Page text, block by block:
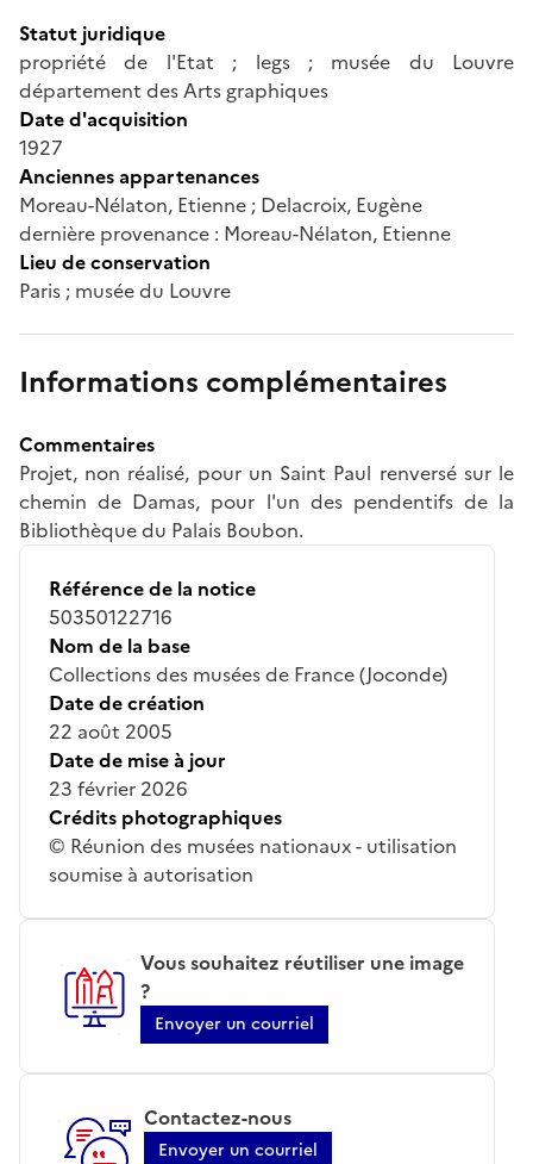
Statut juridique
propriété de l'Etat ; legs ; musée du Louvre
département des Arts graphiques
Date d'acquisition
1927
Anciennes appartenances
Moreau-Nélaton, Etienne ; Delacroix, Eugène
dernière provenance : Moreau-Nélaton, Etienne
Lieu de conservation
Paris ; musée du Louvre
Informations complémentaires
Commentaires
Projet, non réalisé, pour un Saint Paul renversé sur le
chemin de Damas, pour l'un des pendentifs de la
Bibliothèque du Palais Boubon.
Référence de la notice
50350122716
Nom de la base
Collections des musées de France (Joconde)
Date de création
22 août 2005
Date de mise à jour
23 février 2026
Crédits photographiques
© Réunion des musées nationaux - utilisation
soumise à autorisation
Vous souhaitez réutiliser une image
?
Envoyer un courriel
Contactez-nous
Envoyer un courriel